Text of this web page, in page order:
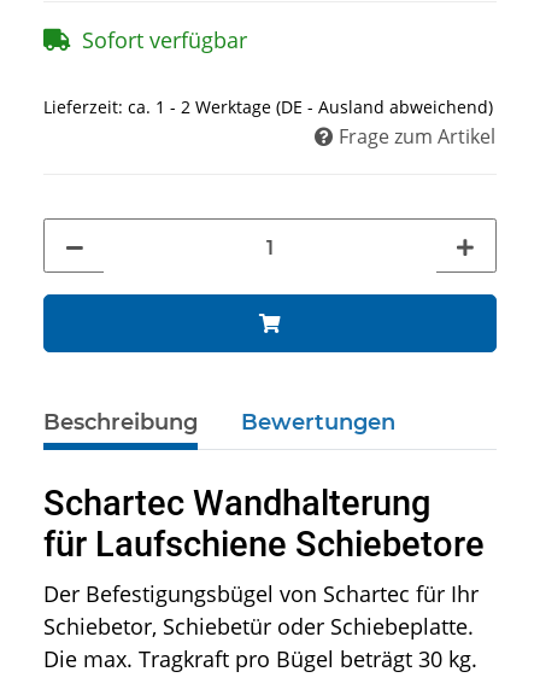
Sofort verfügbar
Lieferzeit: ca. 1 - 2 Werktage (DE - Ausland abweichend)
Frage zum Artikel
Beschreibung Bewertungen
Schartec Wandhalterung
für Laufschiene Schiebetore
Der Befestigungsbügel von Schartec für Ihr
Schiebetor, Schiebetür oder Schiebeplatte.
Die max. Tragkraft pro Bügel beträgt 30 kg.